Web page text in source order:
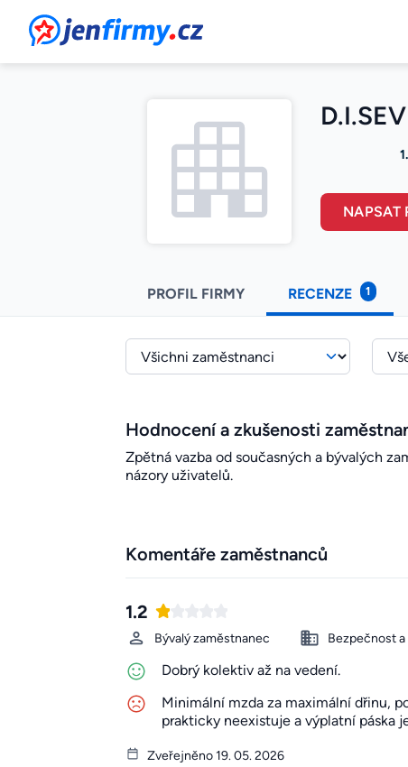
JenFirmy.cz
NAPSAT
PROFIL FIRMY RECENZE 1
Hodnocení a zkušenosti
Zpětná vazba od současných a bývalých
názory uživatelů.
Komentáře zaměstnanců
1.2
Bývalý zaměstnanec Bezpečnost
Dobrý kolektiv až na vedení.
Minimální mzda za maximální dřinu,
prakticky neexistuje a výplatní páska
Zveřejněno 19. 05. 2026